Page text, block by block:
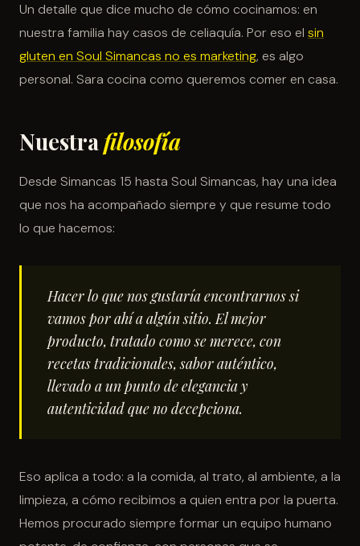
Un detalle que dice mucho de cómo cocinamos: en
nuestra familia hay casos de celiaquía. Por eso el sin
gluten en Soul Simancas no es marketing, es algo
personal. Sara cocina como queremos comer en casa.
Nuestrafilosofía
Desde Simancas 15 hasta Soul Simancas, hay una idea
que nos ha acompañado siempre y que resume todo
lo que hacemos:
Hacer lo que nos gustaría encontrarnos si
vamos por ahí a algún sitio. El mejor
producto, tratado como se merece, con
recetas tradicionales, sabor auténtico,
llevado a un punto de elegancia y
autenticidad que no decepciona.
Eso aplica a todo: a la comida, al trato, al ambiente, a la
limpieza, a cómo recibimos a quien entra por la puerta.
Hemos procurado siempre formar un equipo humano